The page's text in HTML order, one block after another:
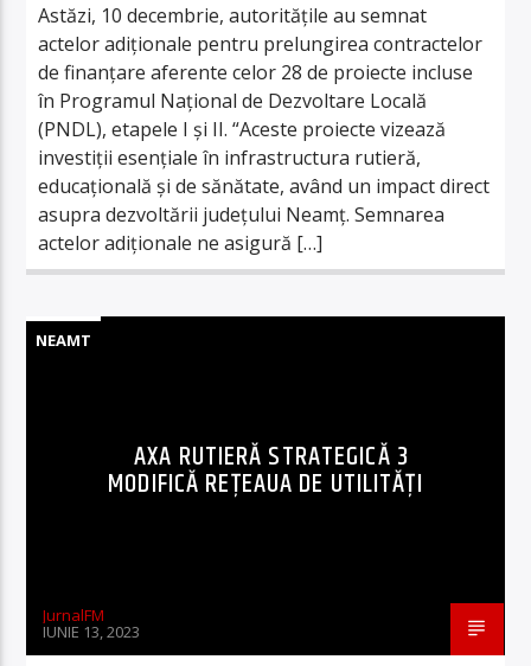
Astăzi, 10 decembrie, autoritățile au semnat
actelor adiționale pentru prelungirea contractelor
de finanțare aferente celor 28 de proiecte incluse
în Programul Național de Dezvoltare Locală
(PNDL), etapele I și II. “Aceste proiecte vizează
investiții esențiale în infrastructura rutieră,
educațională și de sănătate, având un impact direct
asupra dezvoltării județului Neamț. Semnarea
actelor adiționale ne asigură […]
NEAMT
AXA RUTIERĂ STRATEGICĂ 3
MODIFICĂ REȚEAUA DE UTILITĂȚI
JurnalFM
IUNIE 13, 2023